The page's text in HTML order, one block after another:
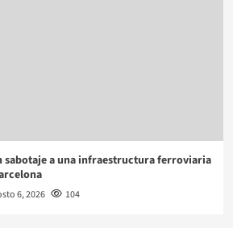
sabotaje a una infraestructura ferroviaria
6, 2026 104